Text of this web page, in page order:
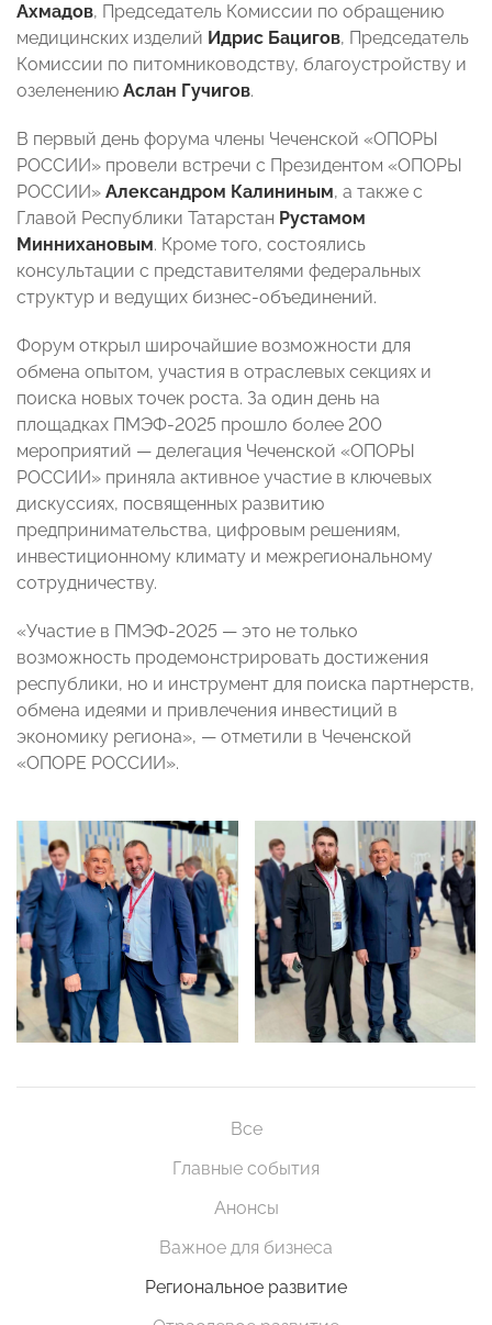
Ахмадов, Председатель Комиссии по обращению
медицинских изделий Идрис Бацигов, Председатель
Комиссии по питомниководству, благоустройству и
озеленению Аслан Гучигов.
В первый день форума члены Чеченской «ОПОРЫ
РОССИИ» провели встречи с Президентом «ОПОРЫ
РОССИИ» Александром Калининым, а также с
Главой Республики Татарстан Рустамом
Миннихановым. Кроме того, состоялись
консультации с представителями федеральных
структур и ведущих бизнес-объединений.
Форум открыл широчайшие возможности для
обмена опытом, участия в отраслевых секциях и
поиска новых точек роста. За один день на
площадках ПМЭФ-2025 прошло более 200
мероприятий — делегация Чеченской «ОПОРЫ
РОССИИ» приняла активное участие в ключевых
дискуссиях, посвященных развитию
предпринимательства, цифровым решениям,
инвестиционному климату и межрегиональному
сотрудничеству.
«Участие в ПМЭФ-2025 — это не только
возможность продемонстрировать достижения
республики, но и инструмент для поиска партнерств,
обмена идеями и привлечения инвестиций в
экономику региона», — отметили в Чеченской
«ОПОРЕ РОССИИ».
Все
Главные события
Анонсы
Важное для бизнеса
Региональное развитие